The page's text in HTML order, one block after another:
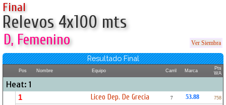
Final
Relevos 4x100 mts
D, Femenino Ver Siembra
Resultado Final
Pos Nombre Equipo Carril Marca
Pts
WA
Heat: 1
1 Liceo Dep. De Grecia 7 53.88 758